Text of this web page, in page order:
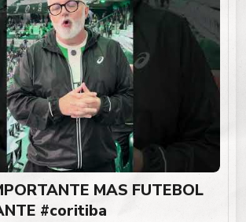
MAS FUTEBOL
#coritiba